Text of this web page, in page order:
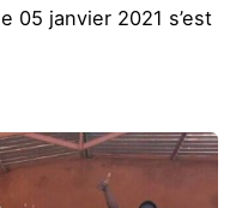
05 janvier 2021 s’est